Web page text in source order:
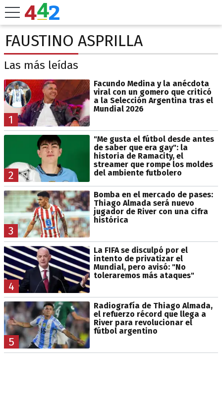
FAUSTINO ASPRILLA
Las más leídas
1
Facundo Medina y la anécdota
viral con un gomero que criticó
a la Selección Argentina tras el
Mundial 2026
2
"Me gusta el fútbol desde antes
de saber que era gay": la
historia de Ramacity, el
streamer que rompe los moldes
del ambiente futbolero
3
Bomba en el mercado de pases:
Thiago Almada será nuevo
jugador de River con una cifra
histórica
4
La FIFA se disculpó por el
intento de privatizar el
Mundial, pero avisó: "No
toleraremos más ataques"
5
Radiografía de Thiago Almada,
el refuerzo récord que llega a
River para revolucionar el
fútbol argentino